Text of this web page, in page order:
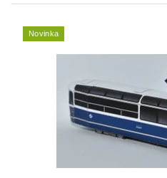
Novinka